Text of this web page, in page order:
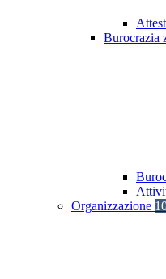
Burocrazia
Organizzazione